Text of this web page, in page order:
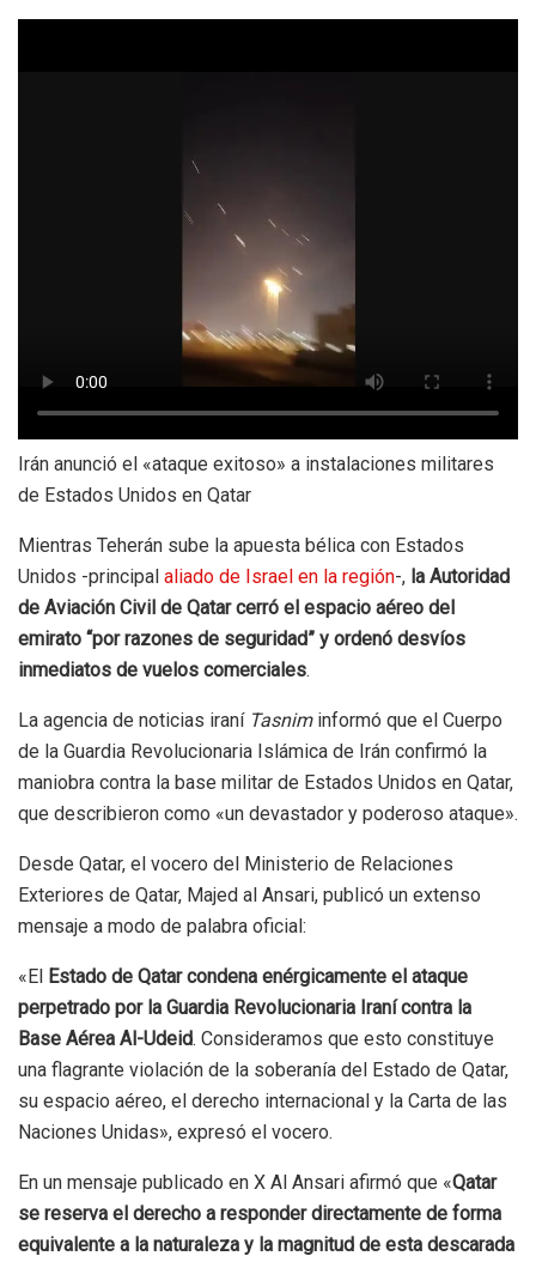
Irán anunció el «ataque exitoso» a instalaciones militares
de Estados Unidos en Qatar
Mientras Teherán sube la apuesta bélica con Estados
Unidos -principal aliado de Israel en la región-, la Autoridad
de Aviación Civil de Qatar cerró el espacio aéreo del
emirato “por razones de seguridad” y ordenó desvíos
inmediatos de vuelos comerciales.
La agencia de noticias iraní Tasniminformó que el Cuerpo
de la Guardia Revolucionaria Islámica de Irán confirmó la
maniobra contra la base militar de Estados Unidos en Qatar,
que describieron como «un devastador y poderoso ataque».
Desde Qatar, el vocero del Ministerio de Relaciones
Exteriores de Qatar, Majed al Ansari, publicó un extenso
mensaje a modo de palabra oficial:
«El Estado de Qatar condena enérgicamente el ataque
perpetrado por la Guardia Revolucionaria Iraní contra la
Base Aérea Al-Udeid. Consideramos que esto constituye
una flagrante violación de la soberanía del Estado de Qatar,
su espacio aéreo, el derecho internacional y la Carta de las
Naciones Unidas», expresó el vocero.
En un mensaje publicado en X Al Ansari afirmó que «Qatar
se reserva el derecho a responder directamente de forma
equivalente a la naturaleza y la magnitud de esta descarada